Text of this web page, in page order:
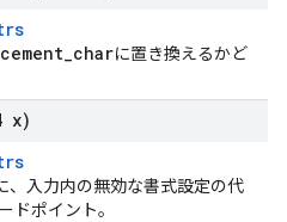
に置き換えるかど
x)
、入力内の無効な書式設定の代
ドポイント。